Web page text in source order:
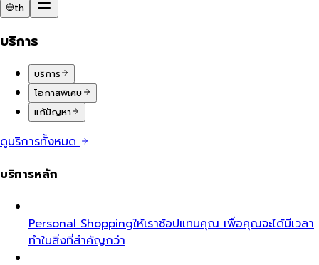
th
บริการ
บริการ
โอกาสพิเศษ
แก้ปัญหา
ดูบริการทั้งหมด
บริการหลัก
Personal Shoppingให้เราช้อปแทนคุณ เพื่อคุณจะได้มีเวลา
ทำในสิ่งที่สำคัญกว่า